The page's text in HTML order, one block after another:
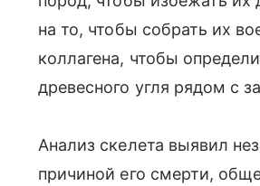
на то, чтобы собрать их
коллагена, чтобы
древесного угля рядом с
Анализ скелета выявил
причиной его смерти,